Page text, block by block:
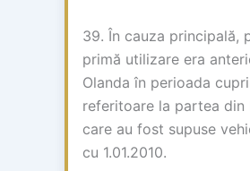
39. În cauza principală,
primă utilizare era
Olanda în perioada
referitoare la partea din
care au fost supuse
cu 1.01.2010.